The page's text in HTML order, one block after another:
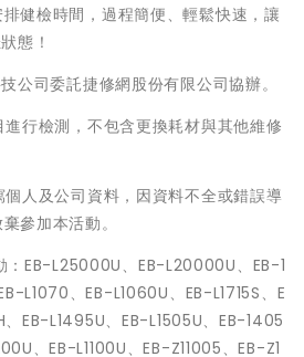
健檢時間，過程簡便、輕鬆快速，讓
態！
公司委託捷修網股份有限公司協辦。
行檢測，不包含更換耗材與其他維修
人及公司資料，因資料不全或錯誤導
參加本活動。
EB-L25000U、EB-L20000U、EB-1
L1070、EB-L1060U、EB-L1715S、E
EB-L1495U、EB-L1505U、EB-1405
、EB-L1100U、EB-Z11005、EB-Z1